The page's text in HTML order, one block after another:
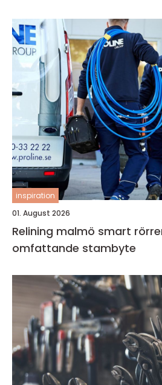
inspiration
01. August 2026
Relining malmö smart rörrenovering utan
omfattande stambyte